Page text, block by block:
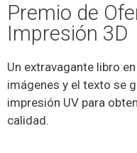
Premio de
Impresión 3D
Un extravagante libro
imágenes y el texto se
impresión UV para
calidad.